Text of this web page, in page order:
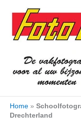
naar
inhoud
Home »
Drechterland